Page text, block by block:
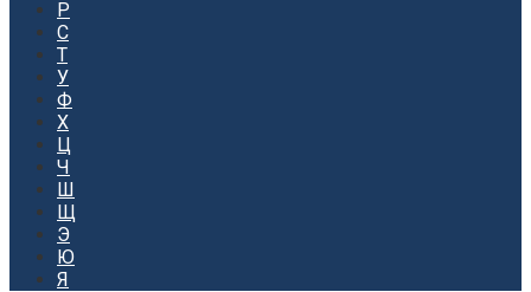
Р
С
Т
У
Ф
Х
Ц
Ч
Ш
Щ
Э
Ю
Я